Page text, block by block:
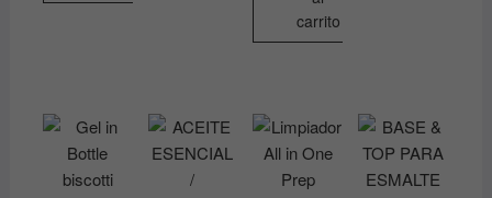
variantes.
Las
opciones
opciones
se
pueden
carrito